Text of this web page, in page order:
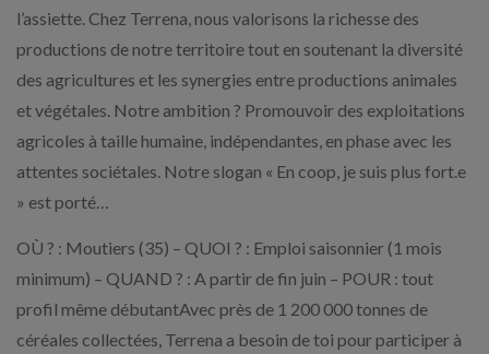
l’assiette. Chez Terrena, nous valorisons la richesse des
productions de notre territoire tout en soutenant la diversité
des agricultures et les synergies entre productions animales
et végétales. Notre ambition ? Promouvoir des exploitations
agricoles à taille humaine, indépendantes, en phase avec les
attentes sociétales. Notre slogan « En coop, je suis plus fort.e
» est porté…
OÙ ? : Moutiers (35) – QUOI ? : Emploi saisonnier (1 mois
minimum) – QUAND ? : A partir de fin juin – POUR : tout
profil même débutantAvec près de 1 200 000 tonnes de
céréales collectées, Terrena a besoin de toi pour participer à